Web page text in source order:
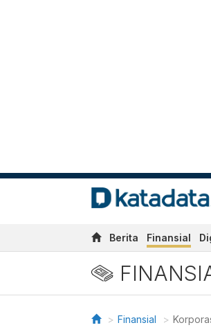
Berita Finansial
Finansial